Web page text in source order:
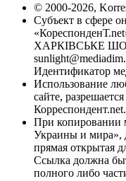
© 2000-2026,
Субъект в сфере
ХАРКІВСЬКЕ
Идентификатор
Использование
сайте,
Корреспондент.net.
При копировании
Украины и мира»,
прямая открытая
Ссылка должна
полного либо